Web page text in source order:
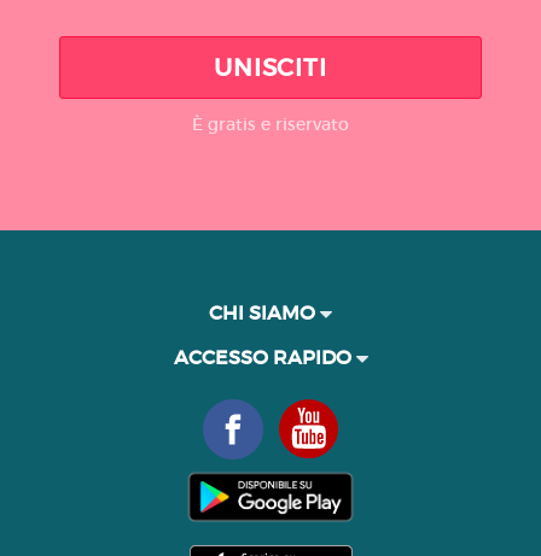
UNISCITI
È gratis e riservato
CHI SIAMO
ACCESSO RAPIDO